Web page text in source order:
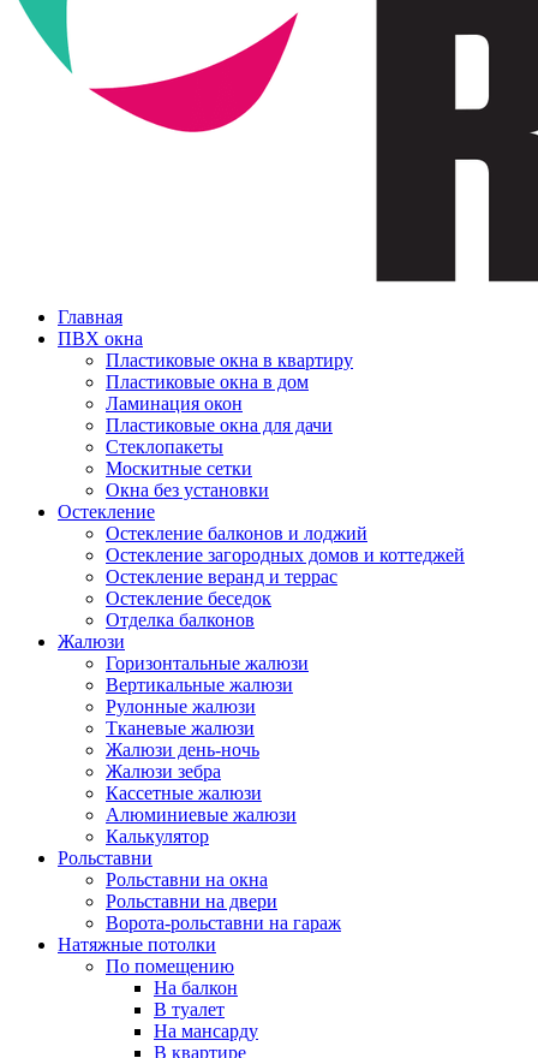
Главная
ПВХ окна
Пластиковые окна в квартиру
Пластиковые окна в дом
Ламинация окон
Пластиковые окна для дачи
Стеклопакеты
Москитные сетки
Окна без установки
Остекление
Остекление балконов и лоджий
Остекление загородных домов и коттеджей
Остекление веранд и террас
Остекление беседок
Отделка балконов
Жалюзи
Горизонтальные жалюзи
Вертикальные жалюзи
Рулонные жалюзи
Тканевые жалюзи
Жалюзи день-ночь
Жалюзи зебра
Кассетные жалюзи
Алюминиевые жалюзи
Калькулятор
Рольставни
Рольставни на окна
Рольставни на двери
Ворота-рольставни на гараж
Натяжные потолки
По помещению
На балкон
В туалет
На мансарду
В квартире